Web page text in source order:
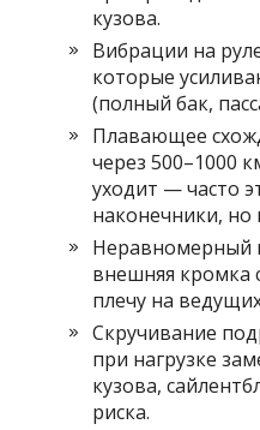
кузова.
Вибрации на
которые
(полный бак,
Плавающее
через 500–1000
уходит — часто
наконечники,
Неравномерный
внешняя кромка
плечу на
Скручивание
при нагрузке
кузова,
риска.